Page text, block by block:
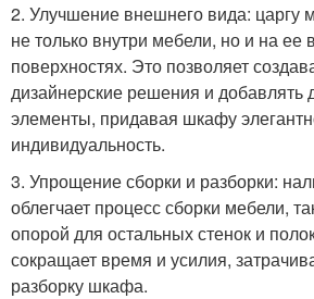
2. Улучшение внешнего вида: царгу
не только внутри мебели, но и на ее
поверхностях. Это позволяет
дизайнерские решения и добавлять
элементы, придавая шкафу
индивидуальность.
3. Упрощение сборки и разборки:
облегчает процесс сборки мебели,
опорой для остальных стенок и
сокращает время и усилия,
разборку шкафа.